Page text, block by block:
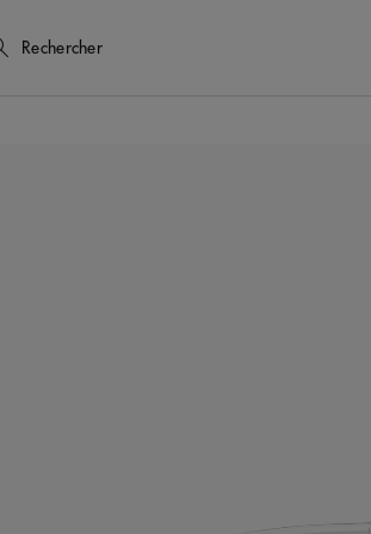
Rechercher